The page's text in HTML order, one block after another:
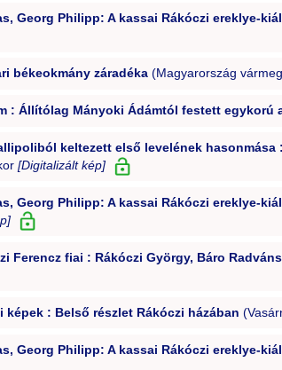
Georg Philipp: A kassai Rákóczi ereklye-
békeokmány záradéka(Magyarország
: Állítólag Mányoki Ádámtól festett egykorú
keltezett első levelének
[Digitalizált kép]
Georg Philipp: A kassai Rákóczi ereklye-
Ferencz fiai : Rákóczi György, Báro
képek : Belső részlet Rákóczi házában
Georg Philipp: A kassai Rákóczi ereklye-